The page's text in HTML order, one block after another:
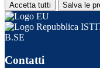
Accetta tutti Salva le
B.SE
Contatti